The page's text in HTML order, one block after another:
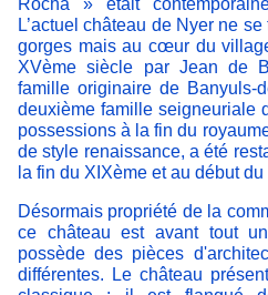
Rocha » était
L’actuel château de Nyer ne
gorges mais au cœur du
XVème siècle par Jean de
famille originaire de Banyuls-
deuxième famille seigneuriale
possessions à la fin du
de style renaissance, a été
la fin du XIXème et au début
Désormais propriété de la
ce château est avant tout
possède des pièces
différentes. Le château